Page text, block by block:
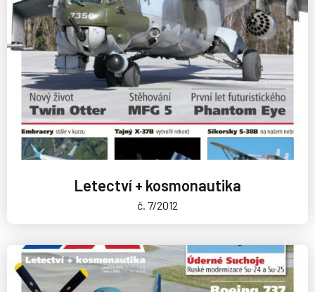
Letectví + kosmonautika
č. 7/2012